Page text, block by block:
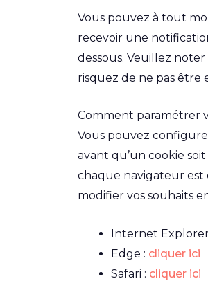
Vous pouvez à tout
recevoir une
dessous. Veuillez
risquez de ne pas être
Comment paramétrer
Vous pouvez
avant qu’un cookie
chaque navigateur est
modifier vos souhaits
Internet
Edge : cliquer ici
Safari : cliquer ici